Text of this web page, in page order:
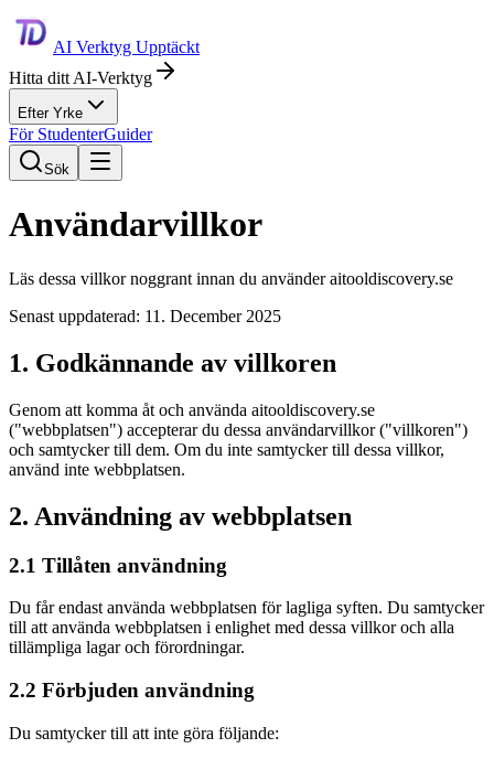
AI Verktyg Upptäckt
Hitta ditt AI-Verktyg
Efter Yrke
För StudenterGuider
Sök
Användarvillkor
Läs dessa villkor noggrant innan du använder aitooldiscovery.se
Senast uppdaterad: 11. December 2025
1. Godkännande av villkoren
Genom att komma åt och använda aitooldiscovery.se
("webbplatsen") accepterar du dessa användarvillkor ("villkoren")
och samtycker till dem. Om du inte samtycker till dessa villkor,
använd inte webbplatsen.
2. Användning av webbplatsen
2.1 Tillåten användning
Du får endast använda webbplatsen för lagliga syften. Du samtycker
till att använda webbplatsen i enlighet med dessa villkor och alla
tillämpliga lagar och förordningar.
2.2 Förbjuden användning
Du samtycker till att inte göra följande: